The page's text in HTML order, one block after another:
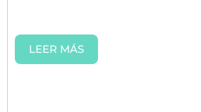
LEER MÁS